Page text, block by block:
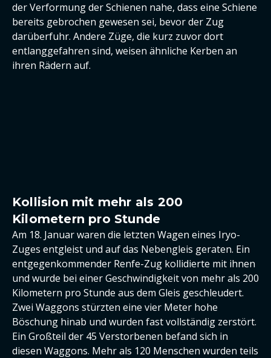
der Verformung der Schienen nahe, dass eine Schiene
bereits gebrochen gewesen sei, bevor der Zug
darüberfuhr. Andere Züge, die kurz zuvor dort
entlanggefahren sind, weisen ähnliche Kerben an
ihren Rädern auf.
Kollision mit mehr als 200
Kilometern pro Stunde
Am 18. Januar waren die letzten Wagen eines Iryo-
Zuges entgleist und auf das Nebengleis geraten. Ein
entgegenkommender Renfe-Zug kollidierte mit ihnen
und wurde bei einer Geschwindigkeit von mehr als 200
Kilometern pro Stunde aus dem Gleis geschleudert.
Zwei Waggons stürzten eine vier Meter hohe
Böschung hinab und wurden fast vollständig zerstört.
Ein Großteil der 45 Verstorbenen befand sich in
diesen Waggons. Mehr als 120 Menschen wurden teils